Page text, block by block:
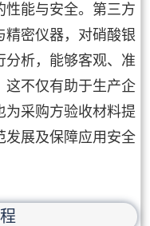
性能与安全。第三方
精密仪器，对硝酸银
分析，能够客观、准
这不仅有助于生产企
为采购方验收材料提
发展及保障应用安全